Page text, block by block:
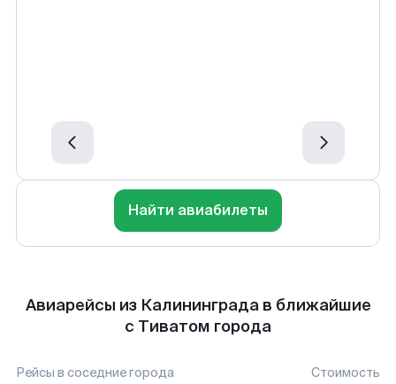
Найти авиабилеты
Авиарейсы из Калининграда в ближайшие
с Тиватом города
Рейсы в соседние города Стоимость